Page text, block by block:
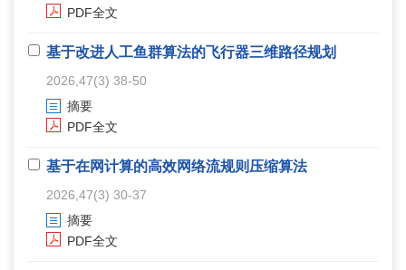
PDF全文
基于改进人工鱼群算法的飞行器三维路径规划
2026,47(3) 38-50
摘要
PDF全文
基于在网计算的高效网络流规则压缩算法
2026,47(3) 30-37
摘要
PDF全文